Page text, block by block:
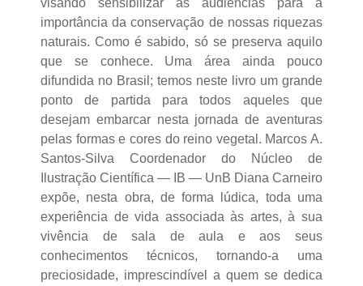
importância da conservação de nossas riquezas
naturais. Como é sabido, só se preserva aquilo
que se conhece. Uma área ainda pouco
difundida no Brasil; temos neste livro um grande
ponto de partida para todos aqueles que
desejam embarcar nesta jornada de aventuras
pelas formas e cores do reino vegetal. Marcos A.
Santos-Silva Coordenador do Núcleo de
Ilustração Científica — IB — UnB Diana Carneiro
expõe, nesta obra, de forma lúdica, toda uma
experiência de vida associada às artes, à sua
vivência de sala de aula e aos seus
conhecimentos técnicos, tornando-a uma
preciosidade, imprescindível a quem se dedica